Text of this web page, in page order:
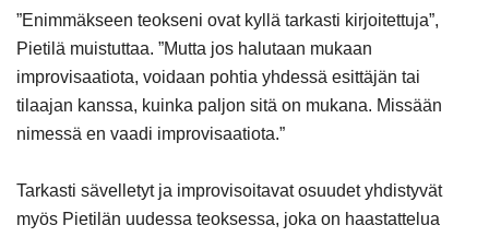
”Enimmäkseen teokseni ovat kyllä tarkasti kirjoitettuja”,
Pietilä muistuttaa. ”Mutta jos halutaan mukaan
improvisaatiota, voidaan pohtia yhdessä esittäjän tai
tilaajan kanssa, kuinka paljon sitä on mukana. Missään
nimessä en vaadi improvisaatiota.”
Tarkasti sävelletyt ja improvisoitavat osuudet yhdistyvät
myös Pietilän uudessa teoksessa, joka on haastattelua